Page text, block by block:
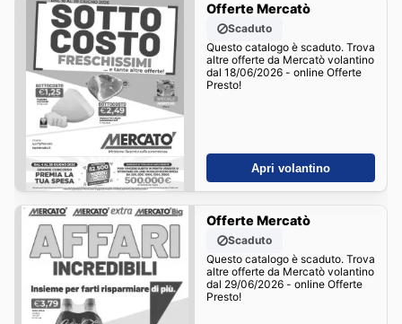
Offerte Mercatò
Scaduto
Questo catalogo è scaduto. Trova
altre offerte da Mercatò volantino
dal 18/06/2026 - online Offerte
Presto!
Apri volantino
Offerte Mercatò
Scaduto
Questo catalogo è scaduto. Trova
altre offerte da Mercatò volantino
dal 29/06/2026 - online Offerte
Presto!